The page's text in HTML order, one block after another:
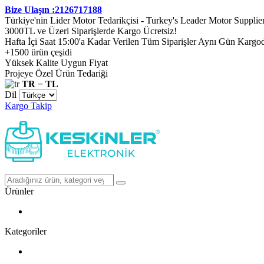
Bize Ulaşın :2126717188
Türkiye'nin Lider Motor Tedarikçisi - Turkey's Leader Motor
3000TL ve Üzeri Siparişlerde Kargo Ücretsiz!
Hafta İçi Saat 15:00'a Kadar Verilen Tüm Siparişler Aynı Gün
+1500 ürün çeşidi
Yüksek Kalite Uygun Fiyat
Projeye Özel Ürün Tedariği
TR − TL
Dil
Kargo Takip
Ürünler
Kategoriler